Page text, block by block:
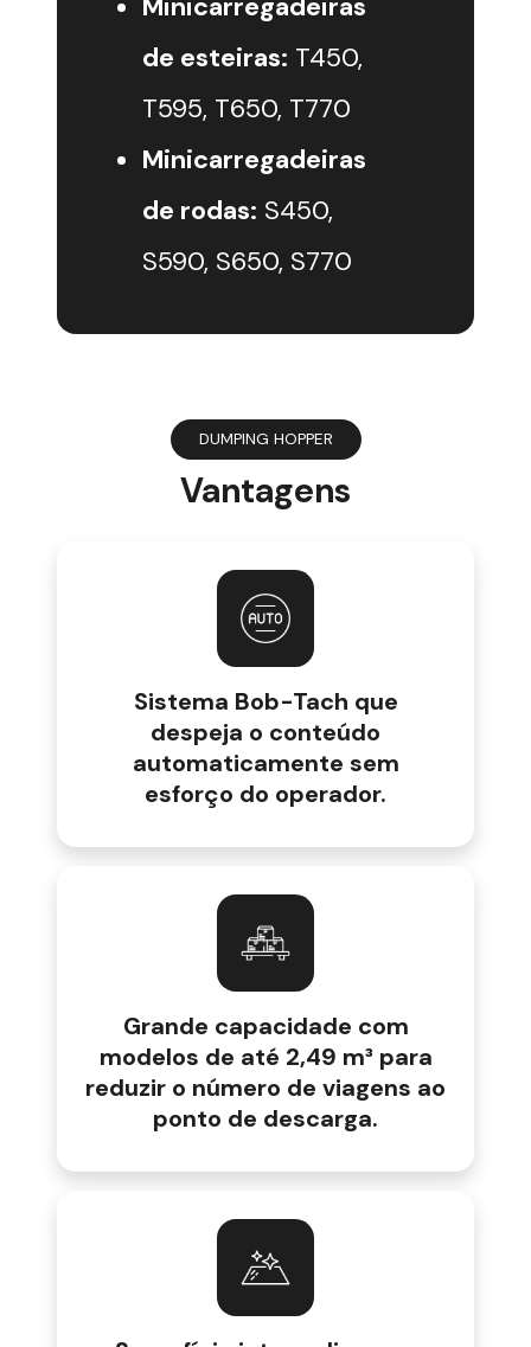
de esteiras: T450,
T595, T650, T770
Minicarregadeiras
de rodas: S450,
S590, S650, S770
DUMPING HOPPER
Vantagens
Sistema Bob-Tach que
despeja o conteúdo
automaticamente sem
esforço do operador.
Grande capacidade com
modelos de até 2,49 m³ para
reduzir o número de viagens ao
ponto de descarga.